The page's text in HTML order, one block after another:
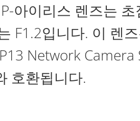
아이리스 렌즈는
F1.2입니다. 이 렌
Network Camera
호환됩니다.